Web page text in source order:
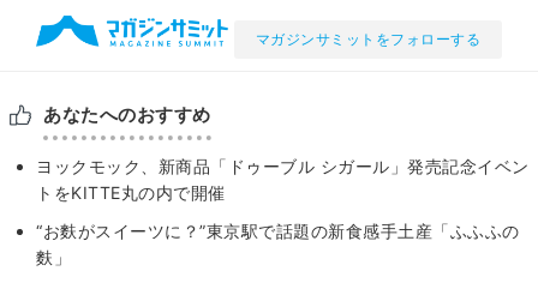
マガジンサミットをフォローする
あなたへのおすすめ
ヨックモック、新商品「ドゥーブル シガール」発売記念イベン
トをKITTE丸の内で開催
“お麩がスイーツに？”東京駅で話題の新食感手土産「ふふふの
麩」